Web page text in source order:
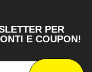
PER
E COUPON!